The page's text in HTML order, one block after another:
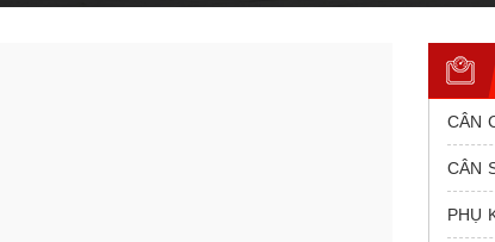
CÂN
CÂN
PHỤ